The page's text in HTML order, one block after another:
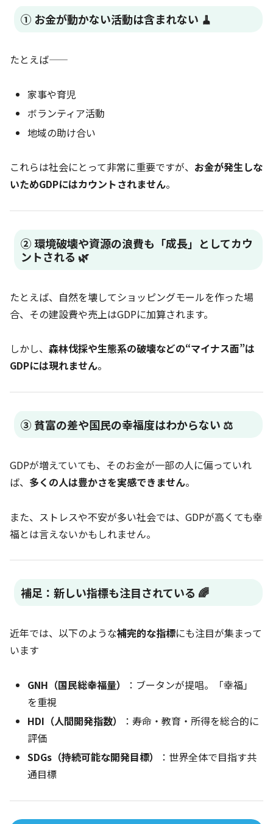
① お金が動かない活動は含まれない 🧹
たとえば――
家事や育児
ボランティア活動
地域の助け合い
これらは社会にとって非常に重要ですが、 お金が発生しな
いためGDPにはカウントされません。
② 環境破壊や資源の浪費も「成長」としてカウ
ントされる 🌿
たとえば、自然を壊してショッピングモールを作った場
合、その建設費や売上はGDPに加算されます。
しかし、 森林伐採や生態系の破壊などの“マイナス面”は
GDPには現れません。
③ 貧富の差や国民の幸福度はわからない ⚖️
GDPが増えていても、そのお金が一部の人に偏っていれ
ば、 多くの人は豊かさを実感できません。
また、ストレスや不安が多い社会では、GDPが高くても幸
福とは言えないかもしれません。
補足：新しい指標も注目されている 🌈
近年では、以下のような補完的な指標にも注目が集まって
います
GNH（国民総幸福量）
：ブータンが提唱。「幸福」
を重視
HDI（人間開発指数）
：寿命・教育・所得を総合的に
評価
SDGs（持続可能な開発目標）
：世界全体で目指す共
通目標